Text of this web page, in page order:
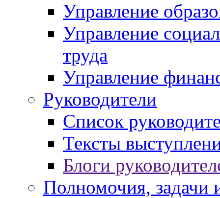
Управление
Управление
труда
Управление
Руководители
Список
Тексты
Блоги
Полномочия, задачи